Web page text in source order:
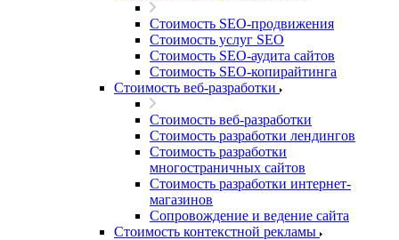
Стоимость SEO-продвижения
Стоимость услуг SEO
Стоимость SEO-аудита сайтов
Стоимость SEO-копирайтинга
Стоимость веб-разработки
Стоимость веб-разработки
Стоимость разработки лендингов
Стоимость разработки
многостраничных сайтов
Стоимость разработки интернет-
магазинов
Сопровождение и ведение сайта
Стоимость контекстной рекламы